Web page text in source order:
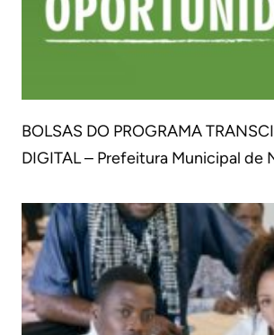
BOLSAS DO PROGRAMA
DIGITAL – Prefeitura Municipal de